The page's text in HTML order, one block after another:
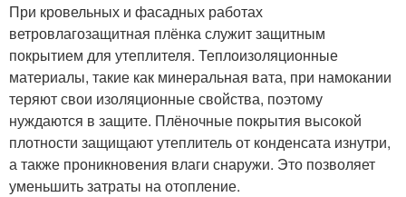
При кровельных и фасадных работах
ветровлагозащитная плёнка служит защитным
покрытием для утеплителя. Теплоизоляционные
материалы, такие как минеральная вата, при намокании
теряют свои изоляционные свойства, поэтому
нуждаются в защите. Плёночные покрытия высокой
плотности защищают утеплитель от конденсата изнутри,
а также проникновения влаги снаружи. Это позволяет
уменьшить затраты на отопление.